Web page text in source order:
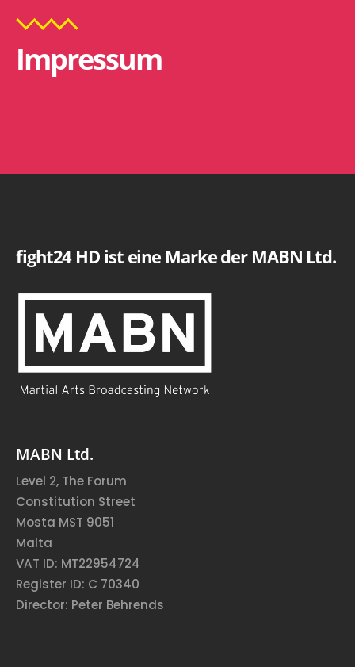
Impressum
fight24 HD ist eine Marke der MABN Ltd.
MABN Ltd.
Level 2, The Forum
Constitution Street
Mosta MST 9051
Malta
VAT ID: MT22954724
Register ID: C 70340
Director: Peter Behrends